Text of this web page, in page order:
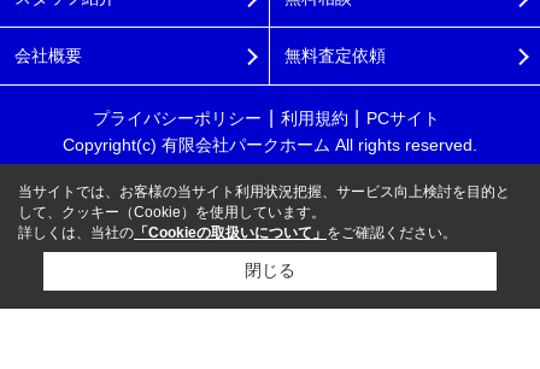
会社概要 無料査定依頼
プライバシーポリシー 利用規約
PCサイト
Copyright(c) 有限会社パークホーム All rights reserved.
当サイトでは、お客様の当サイト利用状況把握、サービス向上検討を目的と
して、クッキー（Cookie）を使用しています。
詳しくは、当社の 「Cookieの取扱いについて」 をご確認ください。
閉じる